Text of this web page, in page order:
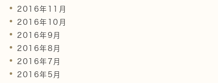
2016年11月
2016年10月
2016年9月
2016年8月
2016年7月
2016年5月